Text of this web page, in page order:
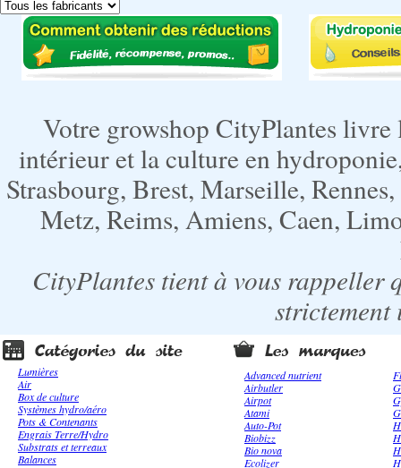
Votre growshop CityPlantes
intérieur et la culture en
Strasbourg, Brest, Marseille,
Metz, Reims, Amiens, Caen,
CityPlantes tient à vous rappeller
strictement
Lumières
Air
Box de culture
Systèmes hydro/aéro
Pots & Contenants
Engrais Terre/Hydro
Substrats et terreaux
Balances
Advanced nutrient
Airbutler
Airpot
Atami
Auto-Pot
Biobizz
Bio nova
Ecolizer